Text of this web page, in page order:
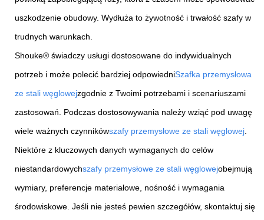
uszkodzenie obudowy. Wydłuża to żywotność i trwałość szafy w
trudnych warunkach.
Shouke® świadczy usługi dostosowane do indywidualnych
potrzeb i może polecić bardziej odpowiedniSzafka przemysłowa
ze stali węglowejzgodnie z Twoimi potrzebami i scenariuszami
zastosowań. Podczas dostosowywania należy wziąć pod uwagę
wiele ważnych czynnikówszafy przemysłowe ze stali węglowej
Niektóre z kluczowych danych wymaganych do celów
niestandardowychszafy przemysłowe ze stali węglowejobejmują
wymiary, preferencje materiałowe, nośność i wymagania
środowiskowe. Jeśli nie jesteś pewien szczegółów, skontaktuj się